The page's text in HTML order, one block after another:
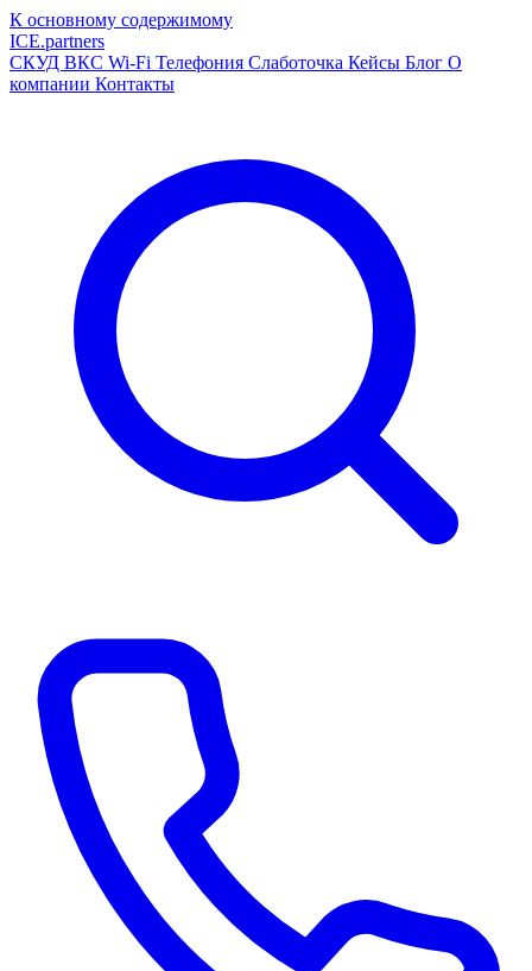
К основному содержимому
ICE.partners
СКУД ВКС Wi-Fi Телефония Слаботочка Кейсы Блог О
компании Контакты